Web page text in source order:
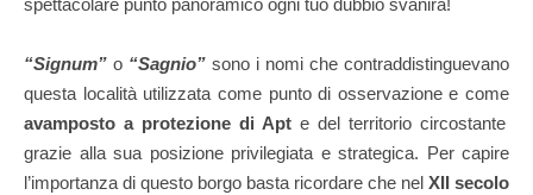
spettacolare punto panoramico ogni tuo dubbio svanirà!
“Signum” o “Sagnio” sono i nomi che contraddistinguevano
questa località utilizzata come punto di osservazione e come
avamposto a protezione di Apt e del territorio circostante
grazie alla sua posizione privilegiata e strategica. Per capire
l’importanza di questo borgo basta ricordare che nel XII secolo